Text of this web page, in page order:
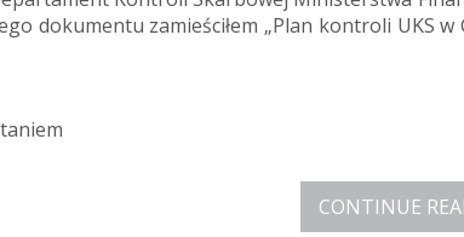
dokumentu zamieściłem „Plan kontroli UKS w
CONTINUE